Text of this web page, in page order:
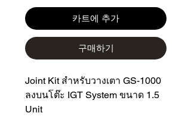
카트에 추가
구매하기
Joint Kit สำหรับวางเตา GS-1000
ลงบนโต๊ะ IGT System ขนาด 1.5
Unit